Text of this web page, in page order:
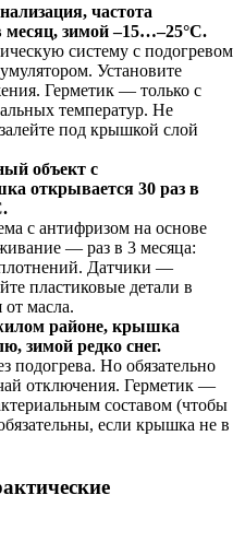
частота
зимой –15…–25°C.
систему с подогревом
Установите
Герметик — только с
температур. Не
под крышкой слой
объект с
открывается 30 раз в
с антифризом на основе
— раз в 3 месяца:
Датчики —
пластиковые детали в
масла.
районе, крышка
зимой редко снег.
подогрева. Но обязательно
отключения. Герметик —
составом (чтобы
если крышка не в